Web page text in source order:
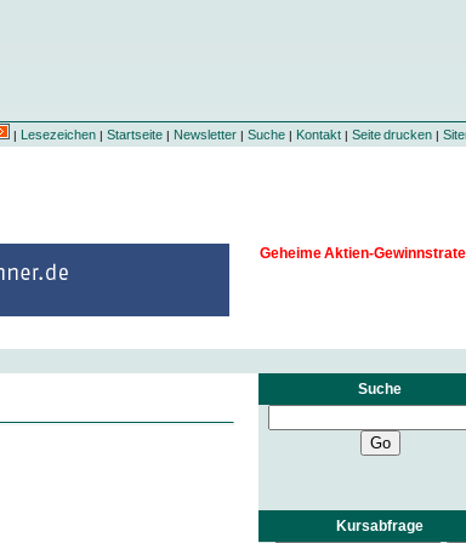
| Lesezeichen| Startseite| Newsletter| Suche| Kontakt| Seite drucken |
Geheime Aktien-
Suche
Kursabfrage